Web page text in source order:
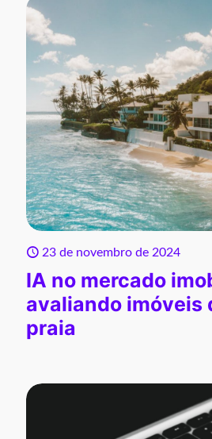
23 de novembro de 2024
IA no mercado
avaliando imóveis
praia